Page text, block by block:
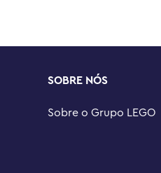
especial para meninas,
instruções intuitivas no
e girar modelos em 3D,
novas habilidades
pulseira para decorar, este
vitais para a vida
SOBRE NÓS
Sobre o Grupo LEGO